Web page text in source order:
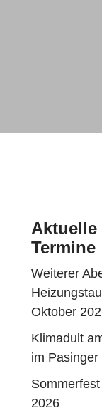
Aktuelle
Termine
Weiterer
Oktober
Klimadult
im
2026